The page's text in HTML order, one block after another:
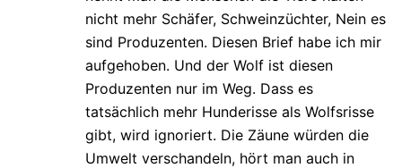
nicht mehr Schäfer, Schweinzüchter, Nein es
sind Produzenten. Diesen Brief habe ich mir
aufgehoben. Und der Wolf ist diesen
Produzenten nur im Weg. Dass es
tatsächlich mehr Hunderisse als Wolfsrisse
gibt, wird ignoriert. Die Zäune würden die
Umwelt verschandeln, hört man auch in